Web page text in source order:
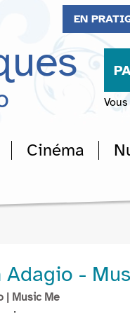
EN
Cinéma
Adagio -
| Music Me